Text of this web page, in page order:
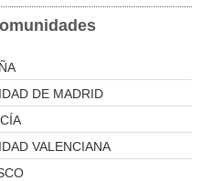
DE MADRID
VALENCIANA